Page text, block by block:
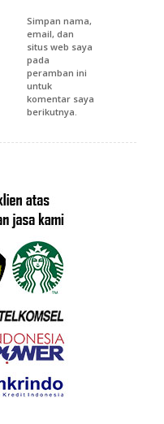
Simpan nama,
email, dan
situs web saya
pada
peramban ini
untuk
komentar saya
berikutnya.